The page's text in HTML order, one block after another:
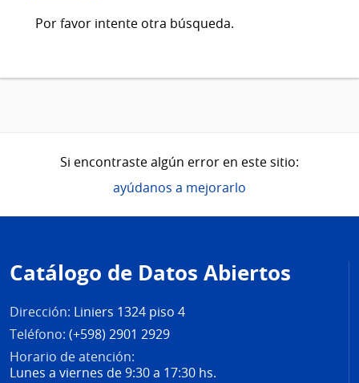
Por favor intente otra búsqueda.
Si encontraste algún error en este sitio:
ayúdanos a mejorarlo
de
página
Catálogo de Datos Abiertos
Dirección: Liniers 1324 piso 4
Teléfono: (+598) 2901 2929
Horario de atención:
Lunes a viernes de 9:30 a 17:30 hs.